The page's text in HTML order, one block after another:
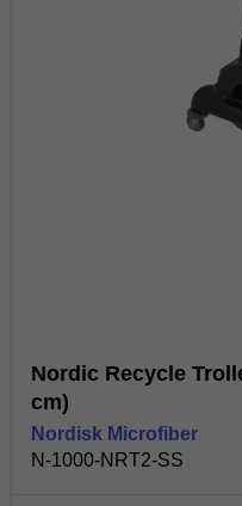
Nordic Recycle
cm)
Nordisk Microfiber
N-1000-NRT2-SS